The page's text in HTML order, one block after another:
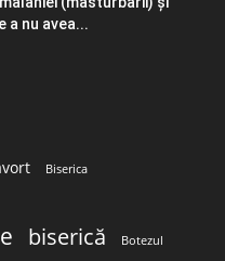
a nu avea...
Biserica
biserică Botezul